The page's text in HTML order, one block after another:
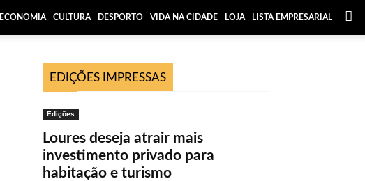
ECONOMIA CULTURA DESPORTO VIDA NA CIDADE LOJA LISTA EMPRESARIAL
EDIÇÕES IMPRESSAS
Edições
Loures deseja atrair mais
investimento privado para
habitação e turismo